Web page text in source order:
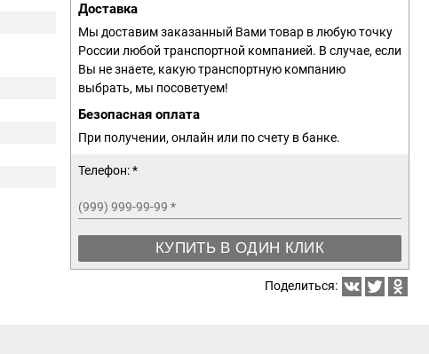
Доставка
Мы доставим заказанный Вами товар в любую точку
России любой транспортной компанией. В случае, если
Вы не знаете, какую транспортную компанию
выбрать, мы посоветуем!
Безопасная оплата
При получении, онлайн или по счету в банке.
Телефон: *
(999) 999-99-99 *
КУПИТЬ В ОДИН КЛИК
Поделиться: